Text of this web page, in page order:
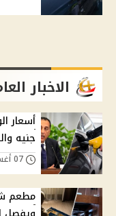
الاخبار
جنيه
مطعم